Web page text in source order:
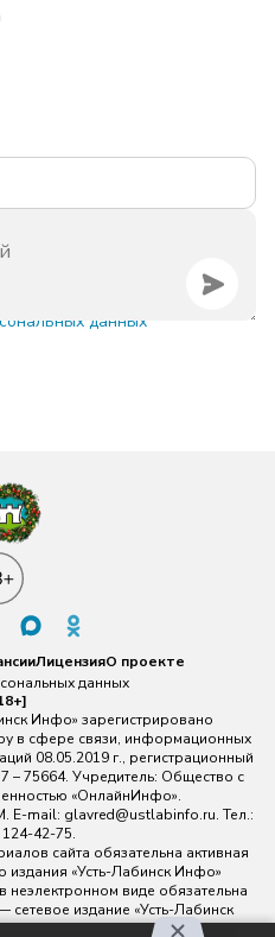
данных
ЛицензияО проекте
данных
Инфо» зарегистрировано
в сфере связи, информационных
08.05.2019 г., регистрационный
75664. Учредитель: Общество с
«ОнлайнИнфо».
E-mail: glavred@ustlabinfo.ru. Тел.:
42-75.
сайта обязательна активная
издания «Усть-Лабинск Инфо»
виде обязательна
сетевое издание «Усть-Лабинск